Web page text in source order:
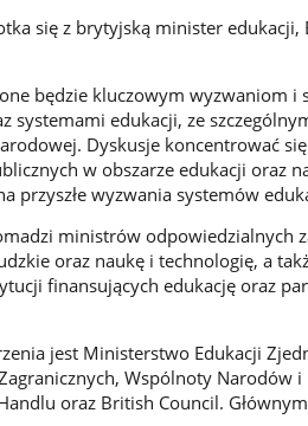
się z brytyjską minister edukacji,
będzie kluczowym wyzwaniom i
systemami edukacji, ze
Dyskusje koncentrować
w obszarze edukacji oraz
przyszłe wyzwania systemów
ministrów odpowiedzialnych
oraz naukę i technologię, a
finansujących edukację oraz
jest Ministerstwo Edukacji
Wspólnoty Narodów
oraz British Council.